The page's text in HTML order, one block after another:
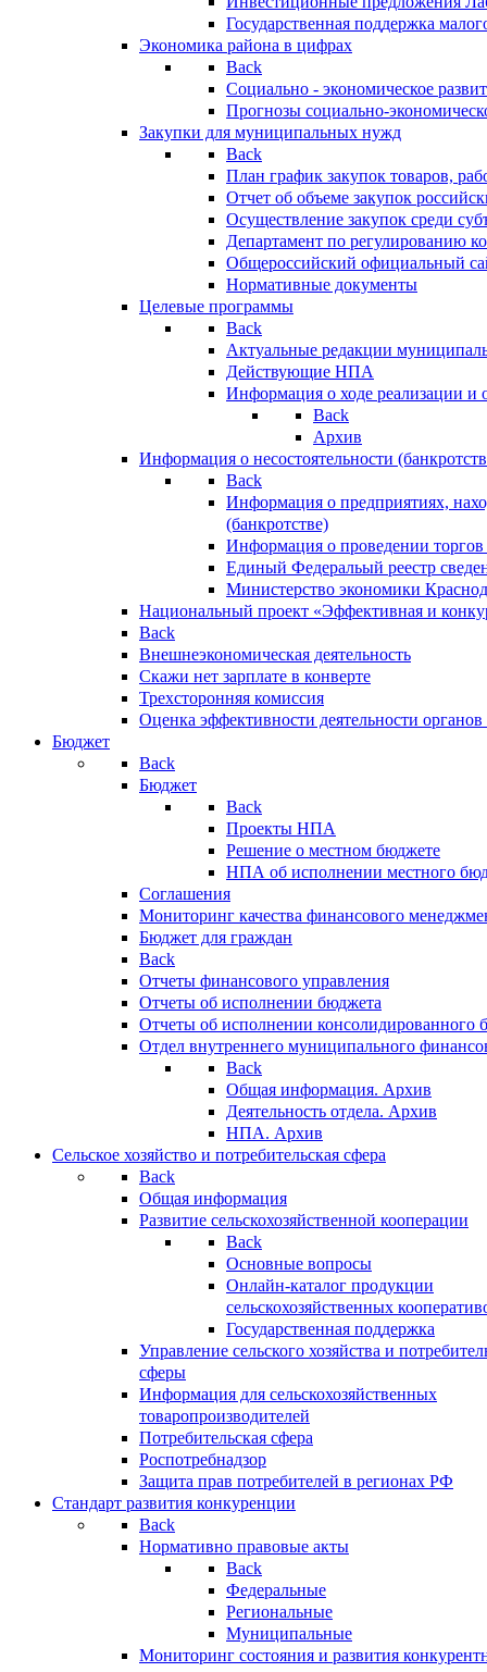
Государственная поддержка
Экономика района в цифрах
Back
Социально - экономическое
Прогнозы социально-
Закупки для муниципальных нужд
Back
План график закупок товаров,
Отчет об объеме закупок
Осуществление закупок среди
Департамент по регулированию
Общероссийский официальный
Нормативные документы
Целевые программы
Back
Актуальные редакции
Действующие НПА
Информация о ходе реализации
Back
Архив
Информация о несостоятельности
Back
Информация о предприятиях,
(банкротстве)
Информация о проведении
Единый Федеральый реестр
Министерство экономики
Национальный проект «Эффективная и
Back
Внешнеэкономическая деятельность
Скажи нет зарплате в конверте
Трехсторонняя комиссия
Оценка эффективности деятельности
Бюджет
Back
Бюджет
Back
Проекты НПА
Решение о местном бюджете
НПА об исполнении местного
Соглашения
Мониторинг качества финансового
Бюджет для граждан
Back
Отчеты финансового управления
Отчеты об исполнении бюджета
Отчеты об исполнении консолидированного
Отдел внутреннего муниципального
Back
Общая информация. Архив
Деятельность отдела. Архив
НПА. Архив
Сельское хозяйство и потребительская сфера
Back
Общая информация
Развитие сельскохозяйственной кооперации
Back
Основные вопросы
Онлайн-каталог продукции
сельскохозяйственных
Государственная поддержка
Управление сельского хозяйства и
сферы
Информация для сельскохозяйственных
товаропроизводителей
Потребительская сфера
Роспотребнадзор
Защита прав потребителей в регионах РФ
Стандарт развития конкуренции
Back
Нормативно правовые акты
Back
Федеральные
Региональные
Муниципальные
Мониторинг состояния и развития